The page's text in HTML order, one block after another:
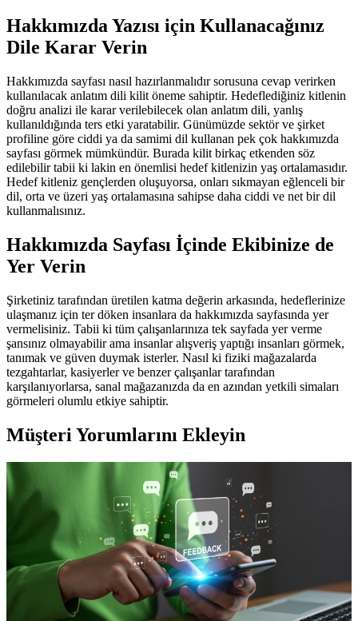
Hakkımızda Yazısı için Kullanacağınız
Dile Karar Verin
Hakkımızda sayfası nasıl hazırlanmalıdır sorusuna cevap verirken
kullanılacak anlatım dili kilit öneme sahiptir. Hedeflediğiniz kitlenin
doğru analizi ile karar verilebilecek olan anlatım dili, yanlış
kullanıldığında ters etki yaratabilir. Günümüzde sektör ve şirket
profiline göre ciddi ya da samimi dil kullanan pek çok hakkımızda
sayfası görmek mümkündür. Burada kilit birkaç etkenden söz
edilebilir tabii ki lakin en önemlisi hedef kitlenizin yaş ortalamasıdır.
Hedef kitleniz gençlerden oluşuyorsa, onları sıkmayan eğlenceli bir
dil, orta ve üzeri yaş ortalamasına sahipse daha ciddi ve net bir dil
kullanmalısınız.
Hakkımızda Sayfası İçinde Ekibinize de
Yer Verin
Şirketiniz tarafından üretilen katma değerin arkasında, hedeflerinize
ulaşmanız için ter döken insanlara da hakkımızda sayfasında yer
vermelisiniz. Tabii ki tüm çalışanlarınıza tek sayfada yer verme
şansınız olmayabilir ama insanlar alışveriş yaptığı insanları görmek,
tanımak ve güven duymak isterler. Nasıl ki fiziki mağazalarda
tezgahtarlar, kasiyerler ve benzer çalışanlar tarafından
karşılanıyorlarsa, sanal mağazanızda da en azından yetkili simaları
görmeleri olumlu etkiye sahiptir.
Müşteri Yorumlarını Ekleyin